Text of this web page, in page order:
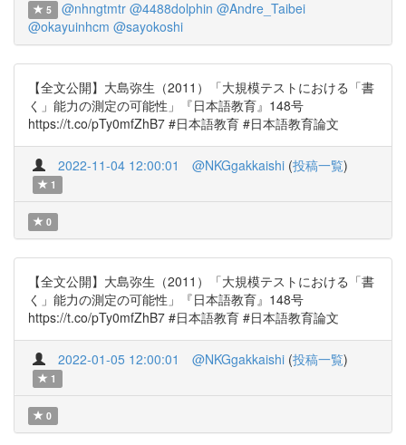
5 @nhngtmtr @4488dolphin @Andre_Taibei
@okayuinhcm @sayokoshi
【全文公開】大島弥生（2011）「大規模テストにおける「書
く」能力の測定の可能性」『日本語教育』148号
https://t.co/pTy0mfZhB7 #日本語教育 #日本語教育論文
2022-11-04 12:00:01 @NKGgakkaishi (投稿一覧)
1
0
【全文公開】大島弥生（2011）「大規模テストにおける「書
く」能力の測定の可能性」『日本語教育』148号
https://t.co/pTy0mfZhB7 #日本語教育 #日本語教育論文
2022-01-05 12:00:01 @NKGgakkaishi (投稿一覧)
1
0